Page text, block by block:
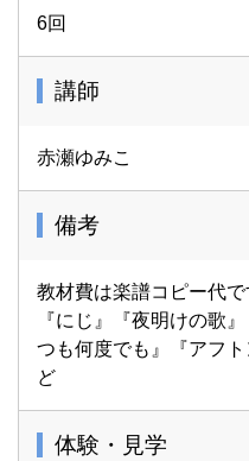
6回
講師
赤瀬ゆみこ
備考
教材費は楽譜コピー代
『にじ』『夜明けの歌
つも何度でも』『アフ
ど
体験・見学